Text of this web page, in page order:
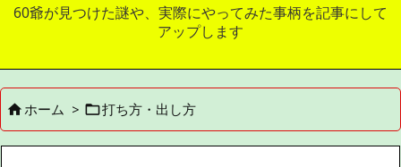
60爺が見つけた謎や、実際にやってみた事柄を記事にして
アップします
メニュ
サイド


ホーム > 打ち方・出し方